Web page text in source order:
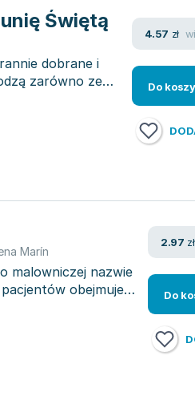
Świętą
dobrane i
zarówno ze
4.57 zł
Do
Marín
malowniczej nazwie
pacjentów obejmuje
2.97 zł
Do